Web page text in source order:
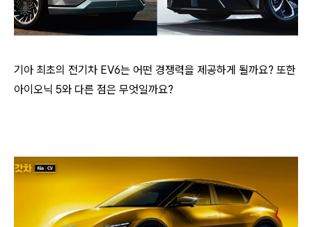
기아 최초의 전기차 EV6는 어떤 경쟁력을 제공하게 될까요? 또한
아이오닉 5와 다른 점은 무엇일까요?